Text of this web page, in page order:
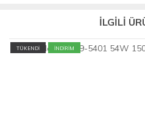
İLGİLİ
TÜKENDİ İNDİRİM